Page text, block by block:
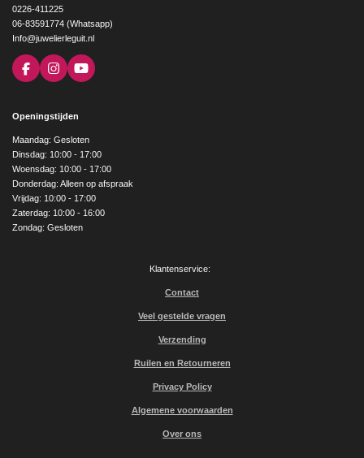
0226-411225
06-83591774 (Whatsapp)
Info@juwelierleguit.nl
F
a
b
o
k
I
n
a
g
r
a
m
Y
o
e
Openingstijden
Maandag: Gesloten
Dinsdag: 10:00 - 17:00
Woensdag: 10:00 - 17:00
Donderdag: Alleen op afspraak
Vrijdag: 10:00 - 17:00
Zaterdag: 10:00 - 16:00
Zondag: Gesloten
Klantenservice:
Contact
Veel gestelde vragen
Verzending
Ruilen en Retourneren
Privacy Policy
Algemene voorwaarden
Over ons